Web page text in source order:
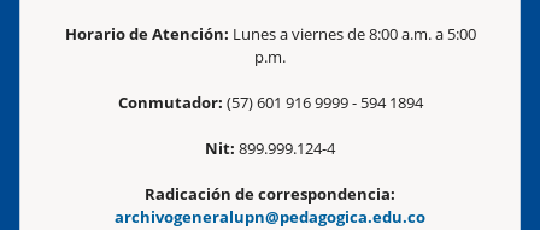
Horario de Atención: Lunes a viernes de 8:00 a.m. a 5:00
p.m.
Conmutador: (57) 601 916 9999 - 594 1894
Nit: 899.999.124-4
Radicación de correspondencia:
archivogeneralupn@pedagogica.edu.co